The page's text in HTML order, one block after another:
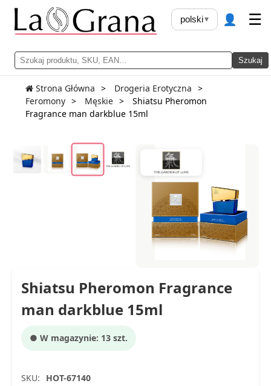
Szukaj
polski▾ 👤 ☰
Strona Główna
Drogeria Erotyczna
Feromony
Męskie
Shiatsu Pheromon
Fragrance man darkblue 15ml
Shiatsu Pheromon Fragrance
man darkblue 15ml
● W magazynie: 13 szt.
SKU:
HOT-67140